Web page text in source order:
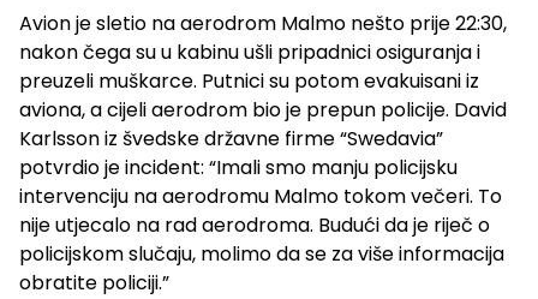
Avion je sletio na aerodrom Malmo nešto prije 22:30,
nakon čega su u kabinu ušli pripadnici osiguranja i
preuzeli muškarce. Putnici su potom evakuisani iz
aviona, a cijeli aerodrom bio je prepun policije. David
Karlsson iz švedske državne firme “Swedavia”
potvrdio je incident: “Imali smo manju policijsku
intervenciju na aerodromu Malmo tokom večeri. To
nije utjecalo na rad aerodroma. Budući da je riječ o
policijskom slučaju, molimo da se za više informacija
obratite policiji.”